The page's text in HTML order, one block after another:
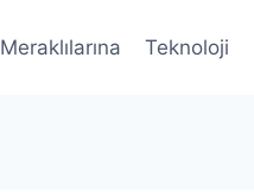
Meraklılarına Teknoloji